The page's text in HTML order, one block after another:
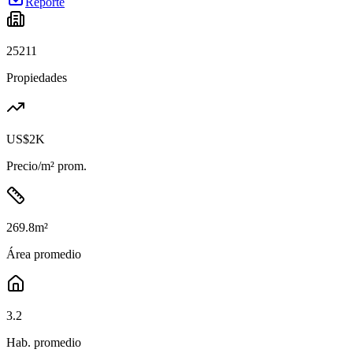
25211
Propiedades
US$2K
Precio/m² prom.
269.8m²
Área promedio
3.2
Hab. promedio